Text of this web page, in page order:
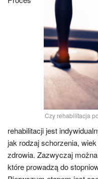
Czy rehabilitacja
rehabilitacji jest
jak rodzaj schorzenia,
zdrowia. Zazwyczaj
które prowadzą do